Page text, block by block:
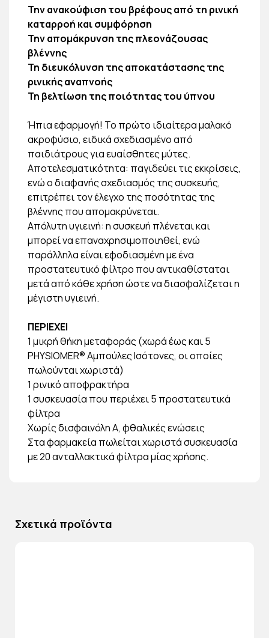
Την ανακούφιση του βρέφους από τη ρινική
καταρροή και συμφόρηση
Την απομάκρυνση της πλεονάζουσας
βλέννης
Τη διευκόλυνση της αποκατάστασης της
ρινικής αναπνοής
Τη βελτίωση της ποιότητας του ύπνου
Ήπια εφαρμογή! Το πρώτο ιδιαίτερα μαλακό
ακροφύσιο, ειδικά σχεδιασμένο από
παιδιάτρους για ευαίσθητες μύτες.
Αποτελεσματικότητα: παγιδεύει τις εκκρίσεις,
ενώ ο διαφανής σχεδιασμός της συσκευής,
επιτρέπει τον έλεγχο της ποσότητας της
βλέννης που απομακρύνεται.
Απόλυτη υγιεινή: η συσκευή πλένεται και
μπορεί να επαναχρησιμοποιηθεί, ενώ
παράλληλα είναι εφοδιασμένη με ένα
προστατευτικό φίλτρο που αντικαθίσταται
μετά από κάθε χρήση ώστε να διασφαλίζεται η
μέγιστη υγιεινή.
ΠΕΡΙΕΧΕΙ
1 μικρή θήκη μεταφοράς (χωρά έως και 5
PHYSIOMER® Αμπούλες Ισότονες, οι οποίες
πωλούνται χωριστά)
1 ρινικό αποφρακτήρα
1 συσκευασία που περιέχει 5 προστατευτικά
φίλτρα
Χωρίς δισφαινόλη Α, φθαλικές ενώσεις
Στα φαρμακεία πωλείται χωριστά συσκευασία
με 20 ανταλλακτικά φίλτρα μίας χρήσης.
Σχετικά προϊόντα